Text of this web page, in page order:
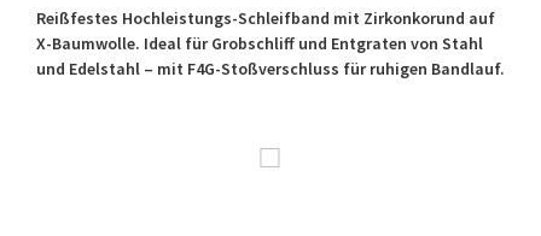
Reißfestes Hochleistungs-Schleifband mit Zirkonkorund auf
X-Baumwolle. Ideal für Grobschliff und Entgraten von Stahl
und Edelstahl – mit F4G-Stoßverschluss für ruhigen Bandlauf.